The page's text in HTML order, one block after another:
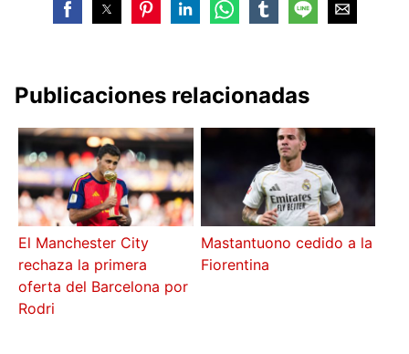
Publicaciones relacionadas
El Manchester City
rechaza la primera
oferta del Barcelona por
Rodri
Mastantuono cedido a la
Fiorentina